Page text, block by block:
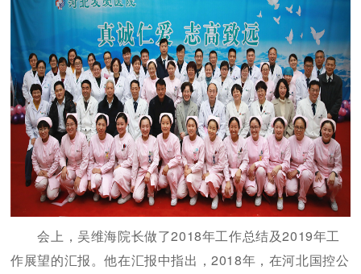
急诊科
中医科
口腔科
眼科
耳鼻喉科
精神卫生科
疼痛科
康复科
会上，吴维海院长做了2018年工作总结及2019年工
作展望的汇报。他在汇报中指出，2018年，在河北国控公